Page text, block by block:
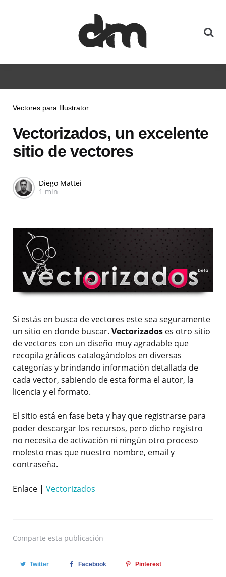
Vectores para Illustrator
Vectorizados, un excelente
sitio de vectores
Diego Mattei
1 min
Si estás en busca de vectores este sea seguramente
un sitio en donde buscar. Vectorizados es otro sitio
de vectores con un diseño muy agradable que
recopila gráficos catalogándolos en diversas
categorías y brindando información detallada de
cada vector, sabiendo de esta forma el autor, la
licencia y el formato.
El sitio está en fase beta y hay que registrarse para
poder descargar los recursos, pero dicho registro
no necesita de activación ni ningún otro proceso
molesto mas que nuestro nombre, email y
contraseña.
Enlace | Vectorizados
Comparte esta publicación
Twitter Facebook Pinterest